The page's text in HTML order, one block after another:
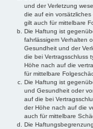
und der Verletzung
die auf ein
gilt auch für mittelbare
Die Haftung ist
fahrlässigem Verhalten
Gesundheit und der
die bei Vertragsschluss
Höhe nach auf die
für mittelbare
Die Haftung ist
und Gesundheit oder
auf die bei
der Höhe nach auf die
auch für mittelbare
Die